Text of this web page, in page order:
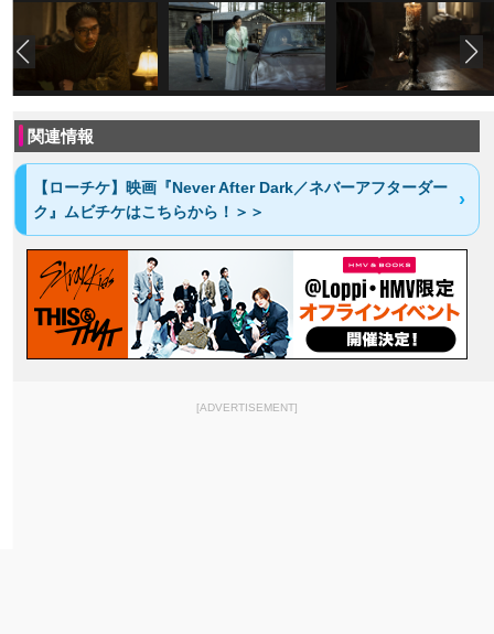
関連情報
【ローチケ】映画『Never After Dark／ネバーアフターダー
ク』ムビチケはこちらから！＞＞
[ADVERTISEMENT]